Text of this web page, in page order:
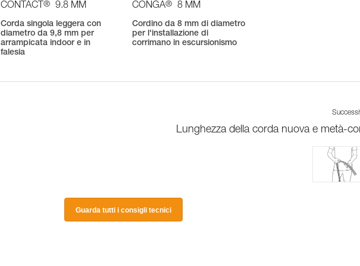
CONTACT® 9.8 MM
Corda singola leggera con
diametro da 9,8 mm per
arrampicata indoor e in
falesia
CONGA® 8 MM
Cordino da 8 mm di diametro
per l'installazione di
corrimano in escursionismo
Lunghezza della corda nuova e metà-
Guarda tutti i consigli tecnici